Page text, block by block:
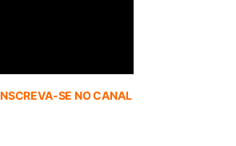
SE NO CANAL